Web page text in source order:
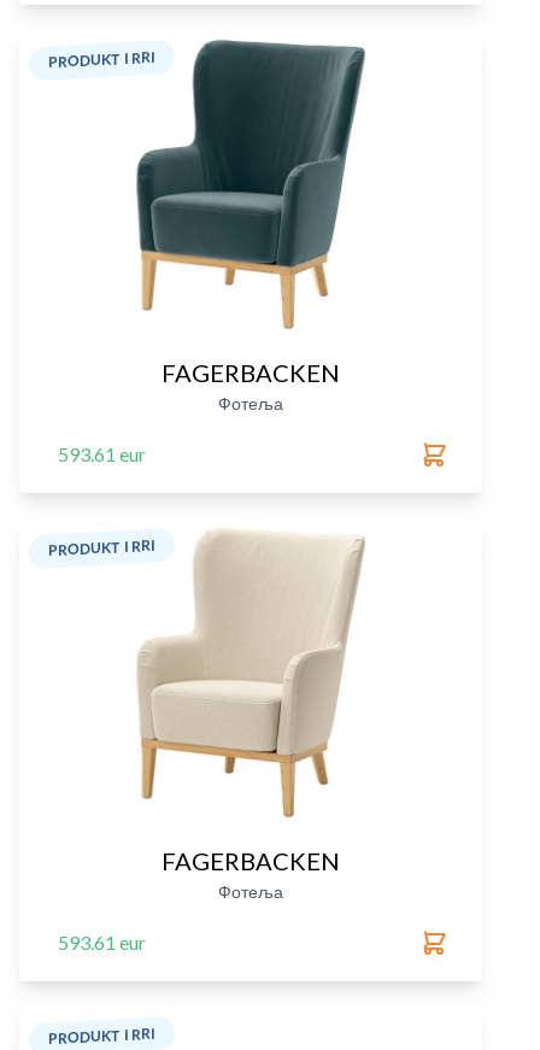
PRODUKT I RRI
FAGERBACKEN
Фотеља
593.61 eur
PRODUKT I RRI
FAGERBACKEN
Фотеља
593.61 eur
PRODUKT I RRI